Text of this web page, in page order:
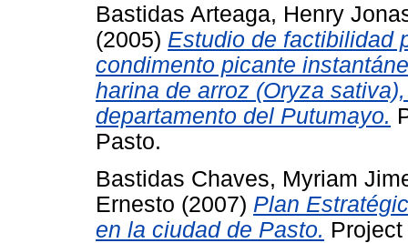
Bastidas Arteaga, Henry
(2005) Estudio de factibilidad
condimento picante
harina de arroz (Oryza
departamento del Putumayo.
Pasto.
Bastidas Chaves, Myriam
Ernesto (2007) Plan
en la ciudad de Pasto.